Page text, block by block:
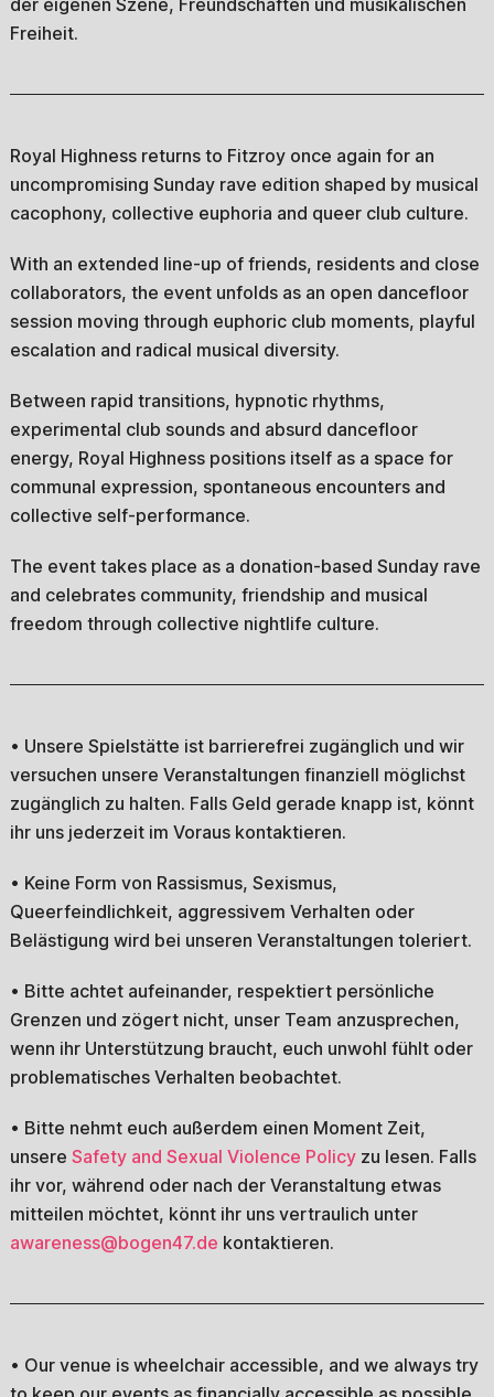
der eigenen Szene, Freundschaften und musikalischen
Freiheit.
Royal Highness returns to Fitzroy once again for an
uncompromising Sunday rave edition shaped by musical
cacophony, collective euphoria and queer club culture.
With an extended line-up of friends, residents and close
collaborators, the event unfolds as an open dancefloor
session moving through euphoric club moments, playful
escalation and radical musical diversity.
Between rapid transitions, hypnotic rhythms,
experimental club sounds and absurd dancefloor
energy, Royal Highness positions itself as a space for
communal expression, spontaneous encounters and
collective self-performance.
The event takes place as a donation-based Sunday rave
and celebrates community, friendship and musical
freedom through collective nightlife culture.
• Unsere Spielstätte ist barrierefrei zugänglich und wir
versuchen unsere Veranstaltungen finanziell möglichst
zugänglich zu halten. Falls Geld gerade knapp ist, könnt
ihr uns jederzeit im Voraus kontaktieren.
• Keine Form von Rassismus, Sexismus,
Queerfeindlichkeit, aggressivem Verhalten oder
Belästigung wird bei unseren Veranstaltungen toleriert.
• Bitte achtet aufeinander, respektiert persönliche
Grenzen und zögert nicht, unser Team anzusprechen,
wenn ihr Unterstützung braucht, euch unwohl fühlt oder
problematisches Verhalten beobachtet.
• Bitte nehmt euch außerdem einen Moment Zeit,
unsere Safety and Sexual Violence Policyzu lesen. Falls
ihr vor, während oder nach der Veranstaltung etwas
mitteilen möchtet, könnt ihr uns vertraulich unter
awareness@bogen47.de kontaktieren.
• Our venue is wheelchair accessible, and we always try